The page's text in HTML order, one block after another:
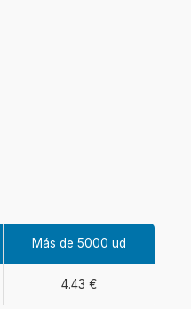
Más de 5000 ud
4.43 €